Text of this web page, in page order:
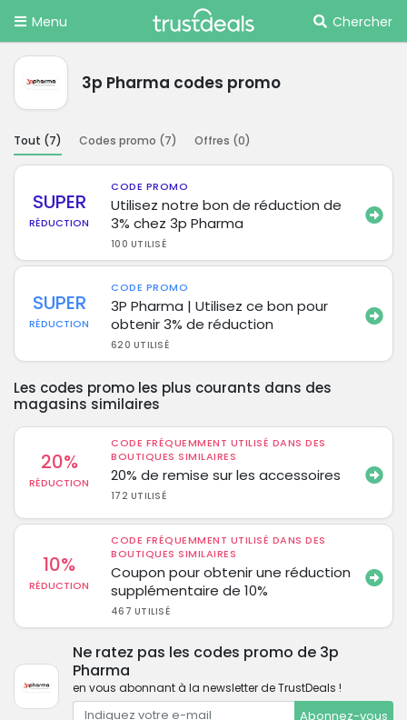
Menu Chercher
3p Pharma codes promo
Tout (7) Codes promo (7) Offres (0)
SUPER
RÉDUCTION
CODE PROMO
Utilisez notre bon de réduction de
3% chez 3p Pharma
100 UTILISÉ
SUPER
RÉDUCTION
CODE PROMO
3P Pharma | Utilisez ce bon pour
obtenir 3% de réduction
620 UTILISÉ
Les codes promo les plus courants dans des
magasins similaires
20%
RÉDUCTION
CODE FRÉQUEMMENT UTILISÉ DANS DES
BOUTIQUES SIMILAIRES
20% de remise sur les accessoires
172 UTILISÉ
10%
RÉDUCTION
CODE FRÉQUEMMENT UTILISÉ DANS DES
BOUTIQUES SIMILAIRES
Coupon pour obtenir une réduction
supplémentaire de 10%
467 UTILISÉ
Ne ratez pas les codes promo de 3p
Pharma
en vous abonnant à la newsletter de TrustDeals !
Abonnez-vous